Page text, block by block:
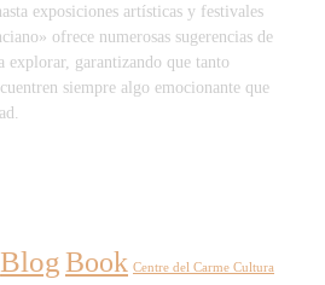
exposiciones artísticas y festivales
ofrece numerosas sugerencias de
explorar, garantizando que tanto
siempre algo emocionante que
BlogBook Centre del Carme Cultura